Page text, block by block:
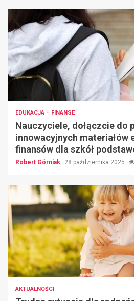
EDUKACJA FINANSE
Nauczyciele, dołączcie do
innowacyjnych materiałów
finansów dla szkół
Robert Górniak 28 października 2025
AKTUALNOŚCI